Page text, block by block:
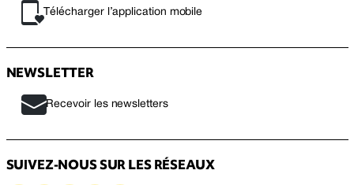
Télécharger l’application mobile
NEWSLETTER
Recevoir les newsletters
SUIVEZ-NOUS SUR LES RÉSEAUX